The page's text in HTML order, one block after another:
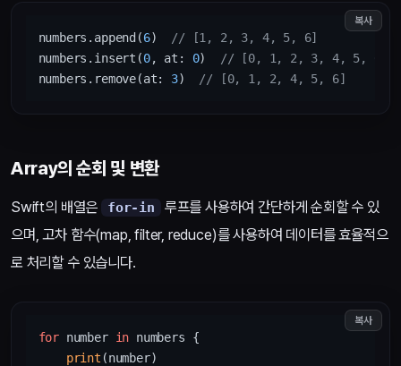
numbers.append(6)
// [1, 2, 3, 4, 5, 6]
numbers.insert(0, at: 0)
// [0, 1, 2, 3, 4, 5, 6]
numbers.remove(at: 3) // [0, 1, 2, 4, 5, 6]
복사
Array의 순회 및 변환
Swift의 배열은 for-in 루프를 사용하여 간단하게 순회할 수 있
으며, 고차 함수(map, filter, reduce)를 사용하여 데이터를 효율적으
로 처리할 수 있습니다.
for number in numbers {
print (number)
복사